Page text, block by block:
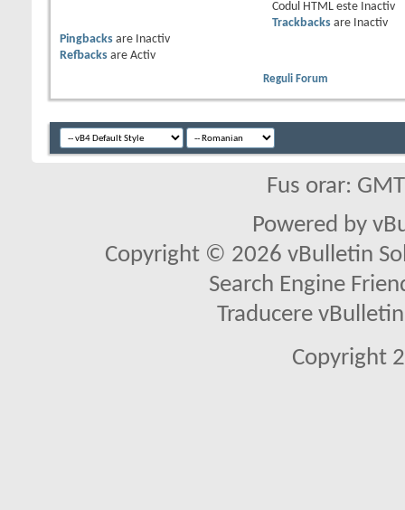
Codul HTML este
Inactiv
Trackbacksare
Inactiv
Pingbacks are
Inactiv
Refbacks are Activ
Reguli Forum
Fus orar:
Powered by
Copyright © 2026 vBulletin
Search Engine
Traducere
Copyright